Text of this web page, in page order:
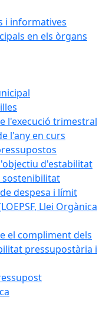
i informatives
en els òrgans
l'execució trimestral
l'any en curs
d'estabilitat
sostenibilitat
despesa i límit
Llei Orgànica
el compliment dels
pressupostària i